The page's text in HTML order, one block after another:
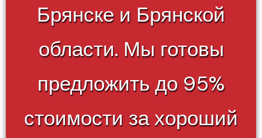
Брянске и Брянской
области. Мы готовы
предложить до 95%
стоимости за хороший